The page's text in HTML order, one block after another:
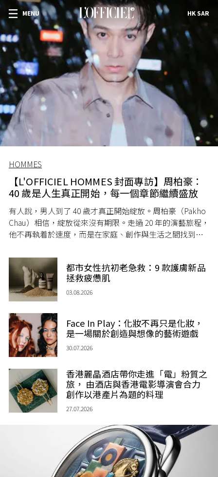
MENU HK SAR
HOMMES
【L'OFFICIEL HOMMES 封面專訪】周柏豪：
40 歲是人生真正開始，每一個章節繼續盛放
有人說，男人到了 40 歲才真正開始綻放。周柏豪（Pakho
Chau）相信，綻放從來沒有期限。走過 20 年的演藝旅程，
他不再執着於速度，而是在家庭、創作與生活之間找到屬
都市女性抗初老急救：9 款護膚新品
拯救疲憊肌
03.08.2026
Face In Play：化妝不再只是化妝，
是一場關於創造與想像的藝術遊戲
30.07.2026
香港麗晶酒店帶你走進「電」粉質之
旅， 由酒店與香港電影導演會合力
創作以港產片為題的料理
27.07.2026